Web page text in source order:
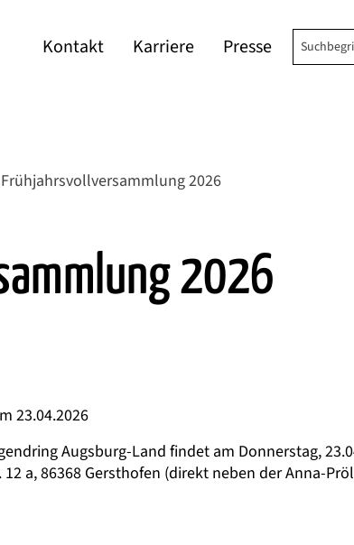
Kontakt Karriere Presse
Frühjahrsvollversammlung 2026
2026
23.04.2026
Augsburg-Land findet am Donnerstag,
a, 86368 Gersthofen (direkt neben der Anna-